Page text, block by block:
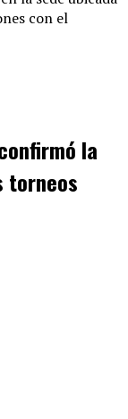
con el
la
torneos